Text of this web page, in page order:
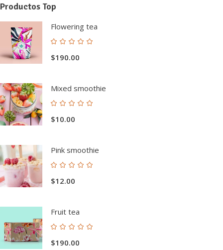
Productos Top
Flowering tea
5.00
$190.00
Mixed smoothie
5.00
$10.00
Pink smoothie
5.00
$12.00
Fruit tea
5.00
$190.00